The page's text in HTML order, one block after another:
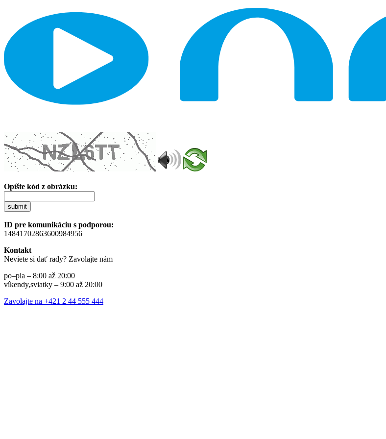
Opíšte kód z obrázku:
submit
ID pre komunikáciu s podporou:
14841702863600984956
Kontakt
Neviete si dať rady? Zavolajte nám
po–pia – 8:00 až 20:00
víkendy,sviatky – 9:00 až 20:00
Zavolajte na +421 2 44 555 444